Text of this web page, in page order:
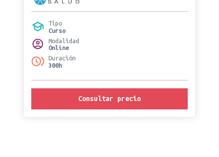
Tipo
Curso
Modalidad
Online
Duración
300h
Consultar precio